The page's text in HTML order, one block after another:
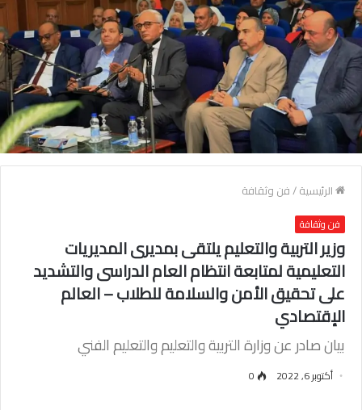
الرئيسية/فن وثقافة
فن وثقافة
وزير التربية والتعليم يلتقى بمديرى المديريات
التعليمية لمتابعة انتظام العام الدراسى والتشديد
على تحقيق الأمن والسلامة للطلاب – العالم
الإقتصادي
بيان صادر عن وزارة التربية والتعليم والتعليم الفني
أكتوبر 6, 2022 0